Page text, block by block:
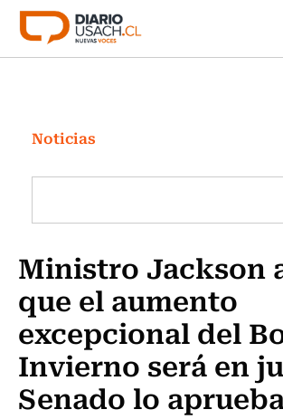
Click acá para ir directamente al
Investigación
Cultura
Programas Radio y TV Usach
Noticias
Ministro Jackson
que el aumento
excepcional del
Invierno será en
Senado lo